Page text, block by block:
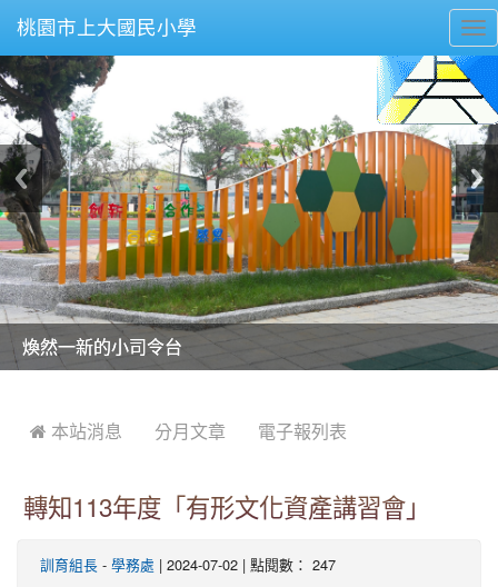
桃園市上大國民小學
美麗的操場是我們活力的來源
美麗的操場是我們活力的來源
煥然一新的小司令台
煥然一新的小司令台
富含桃園埤塘田園風光意象的中廊
富含桃園埤塘田園風光意象的中廊
嶄新的中庭廣場
嶄新的中庭廣場
水生池生生不息
水生池生生不息
 本站消息 分月文章 電子報列表
轉知113年度「有形文化資產講習會」
訓育組長 - 學務處 | 2024-07-02 | 點閱數： 247